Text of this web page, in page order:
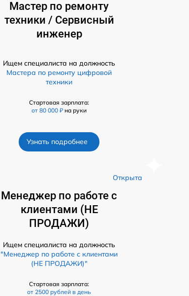
Мастер по ремонту
техники / Сервисный
инженер
Ищем специалиста на должность
Мастера по ремонту цифровой
техники
Стартовая зарплата:
от 80 000 ₽ на руки
Узнать подробнее
Открыта
Менеджер по работе с
клиентами (НЕ
ПРОДАЖИ)
Ищем специалиста на должность
"Менеджер по работе с клиентами
(НЕ ПРОДАЖИ)"
Стартовая зарплата:
от 2500 рублей в день